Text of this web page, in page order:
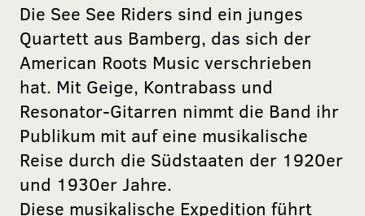
Die See See Riders sind ein junges
Quartett aus Bamberg, das sich der
American Roots Music verschrieben
hat. Mit Geige, Kontrabass und
Resonator-Gitarren nimmt die Band ihr
Publikum mit auf eine musikalische
Reise durch die Südstaaten der 1920er
und 1930er Jahre.
Diese musikalische Expedition führt